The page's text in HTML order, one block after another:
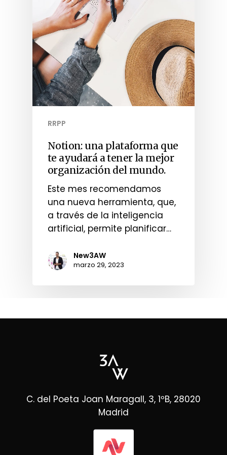
RRPP
Notion: una plataforma que
te ayudará a tener la mejor
organización del mundo.
Este mes recomendamos
una nueva herramienta, que,
a través de la inteligencia
artificial, permite planificar…
New3AW
marzo 29, 2023
C. del Poeta Joan Maragall, 3, 1ºB, 28020
Madrid